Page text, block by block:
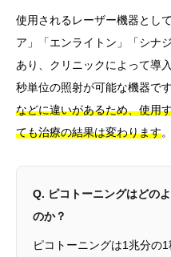
使用されるレーザー機器とし
ア」「エンライトン」「シナ
あり、クリニックによって導
秒単位の照射が可能な機器です
などに違いがあるため、使用
ても治療の結果は変わります。
Q. ピコトーニングはどの
のか？
ピコトーニングは1兆分の